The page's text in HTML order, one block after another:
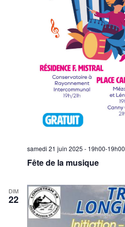
Fête de la musique
samedi 21 juin 2025 - 19h00-19h00
DIM
22